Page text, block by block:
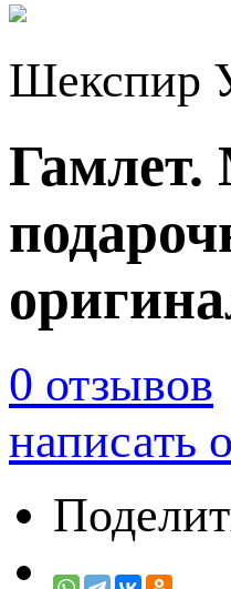
Шекспир
Гамлет.
0 отзывов
написать